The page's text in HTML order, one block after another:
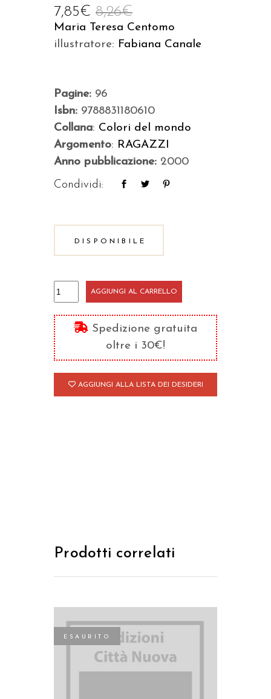
8,26€
7,85€
Maria Teresa Centomo
illustratore: Fabiana Canale
Pagine: 96
Isbn: 9788831180610
Collana: Colori del mondo
Argomento: RAGAZZI
Anno pubblicazione: 2000
Condividi:
DISPONIBILE
Il
coraggio
di
Bert
quantità
AGGIUNGI AL CARRELLO
Spedizione gratuita
oltre i 30€!
AGGIUNGI ALLA LISTA DEI DESIDERI
Prodotti correlati
ESAURITO